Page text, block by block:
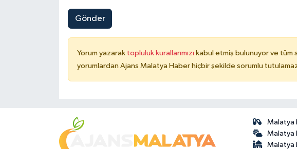
Gönder
Yorum yazarak topluluk kurallarımızı kabul etmiş bulunuyor ve tüm
yorumlardan Ajans Malatya Haber hiçbir şekilde sorumlu
Malatya
Malatya
Malatya